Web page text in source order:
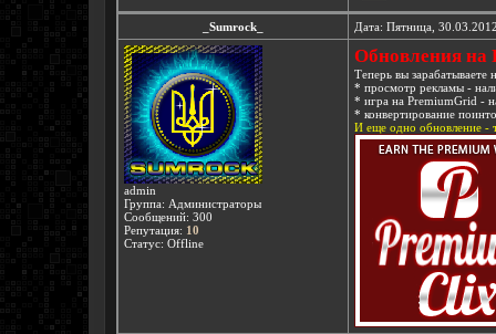
_Sumrock_ Дата: Пятница,
admin
Группа: Администраторы
Сообщений: 300
Репутация: 10
Статус: Offline
Обновления на
Теперь вы зарабатываете
* просмотр рекламы -
* игра на PremiumGrid -
* конвертирование
И еще одно обновление -